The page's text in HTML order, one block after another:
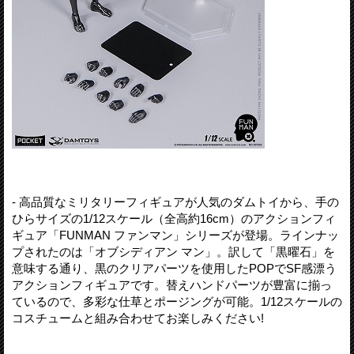
- 高品質なミリタリーフィギュアが人気のダムトイから、手の
ひらサイズの1/12スケール（全高約16cm）のアクションフィ
ギュア「FUNMAN ファンマン」シリーズが登場。ラインナッ
プされたのは「オブシディアン マン」。訳して「黒曜石」を
意味する通り、黒のクリアパーツを使用したPOPでSF感漂う
アクションフィギュアです。替えハンドパーツが豊富に揃っ
ているので、多彩な仕草とポージングが可能。1/12スケールの
コスチュームと組み合わせてお楽しみください!